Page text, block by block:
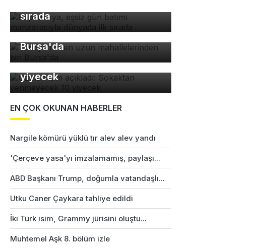
sırada
Türkiye'nin en uzun
mahallelerinden biri
Bursa'da
Uzman isim açıkladı:
Sokaktan yenmeyecek 10
yiyecek
EN ÇOK OKUNAN HABERLER
Nargile kömürü yüklü tır alev alev yandı
'Çerçeve yasa'yı imzalamamış, paylaşı...
ABD Başkanı Trump, doğumla vatandaşlı...
Utku Caner Çaykara tahliye edildi
İki Türk isim, Grammy jürisini oluştu...
Muhtemel Aşk 8. bölüm izle